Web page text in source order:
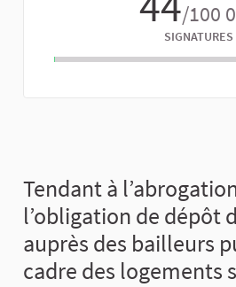
/100
SIGNATURES
Tendant à
l’obligation de dépôt
auprès des bailleurs
cadre des logements